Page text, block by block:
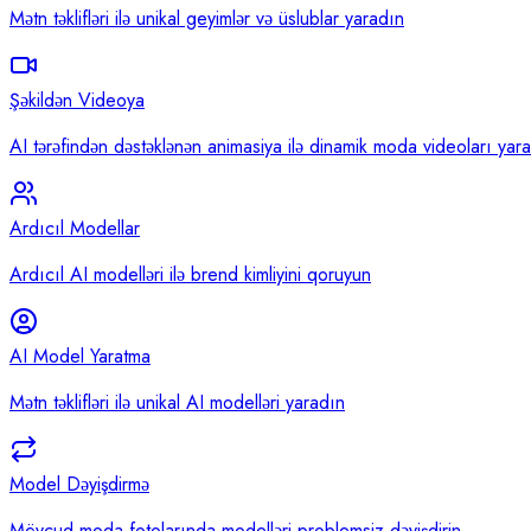
Mətn təklifləri ilə unikal geyimlər və üslublar yaradın
Şəkildən Videoya
AI tərəfindən dəstəklənən animasiya ilə dinamik moda videoları
Ardıcıl Modellar
Ardıcıl AI modelləri ilə brend kimliyini qoruyun
AI Model Yaratma
Mətn təklifləri ilə unikal AI modelləri yaradın
Model Dəyişdirmə